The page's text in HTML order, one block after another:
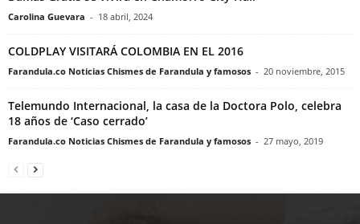
Carolina Guevara - 18 abril, 2024
COLDPLAY VISITARÁ COLOMBIA EN EL 2016
Farandula.co Noticias Chismes de Farandula y famosos - 20 noviembre, 2015
Telemundo Internacional, la casa de la Doctora Polo, celebra
18 años de ‘Caso cerrado’
Farandula.co Noticias Chismes de Farandula y famosos - 27 mayo, 2019